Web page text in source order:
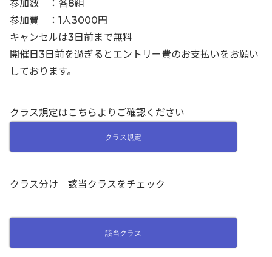
参加数 ：各8組
参加費 ：1人3000円
キャンセルは3日前まで無料
開催日3日前を過ぎるとエントリー費のお支払いをお願い
しております。
クラス規定はこちらよりご確認ください
クラス規定
クラス分け 該当クラスをチェック
該当クラス